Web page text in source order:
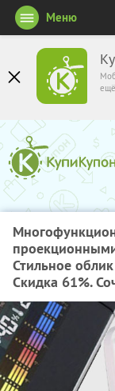
Меню
Стильное
Скидка 61%.